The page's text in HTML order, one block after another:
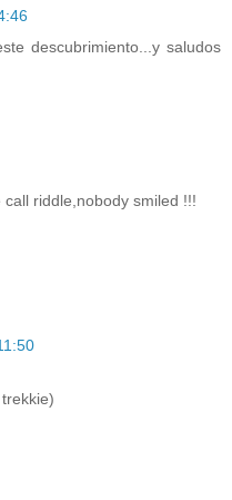
descubrimiento...y saludos
riddle,nobody smiled !!!